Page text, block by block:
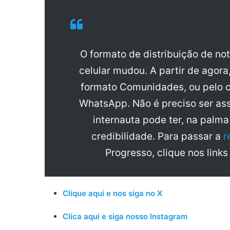
O formato de distribuição de
celular mudou. A partir de
formato Comunidades, ou pelo
WhatsApp. Não é preciso ser
internauta pode ter, na
credibilidade. Para passar a
Progresso, clique nos
Clique aqui e nos siga no X
Clica aqui e siga nosso Instagram